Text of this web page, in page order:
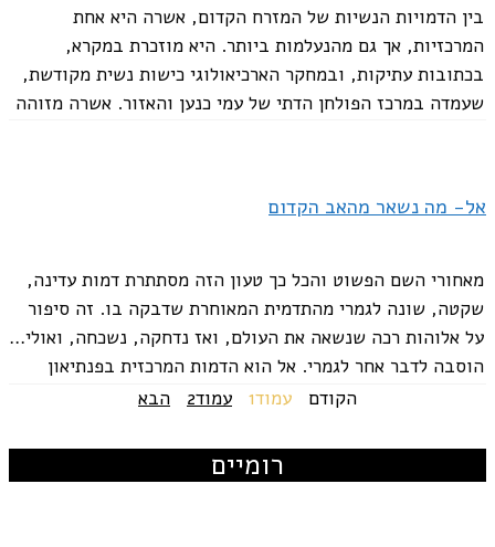
בין הדמויות הנשיות של המזרח הקדום, אשרה היא אחת
המרכזיות, אך גם מהנעלמות ביותר. היא מוזכרת במקרא,
בכתובות עתיקות, ובמחקר הארכיאולוגי כישות נשית מקודשת,
שעמדה במרכז הפולחן הדתי של עמי כנען והאזור. אשרה מזוהה
אל- מה נשאר מהאב הקדום
מאחורי השם הפשוט והכל כך טעון הזה מסתתרת דמות עדינה,
שקטה, שונה לגמרי מהתדמית המאוחרת שדבקה בו. זה סיפור
על אלוהות רכה שנשאה את העולם, ואז נדחקה, נשכחה, ואולי…
הוסבה לדבר אחר לגמרי. אל הוא הדמות המרכזית בפנתיאון
הקודם עמוד1 עמוד2 הבא
רומיים